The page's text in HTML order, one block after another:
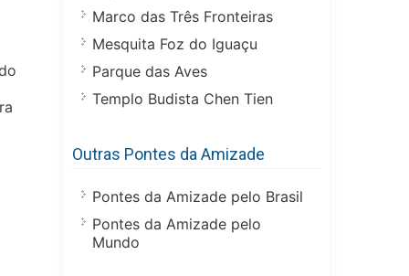
Marco das Três Fronteiras
Mesquita Foz do Iguaçu
Parque das Aves
Templo Budista Chen Tien
Outras Pontes da Amizade
Pontes da Amizade pelo Brasil
Pontes da Amizade pelo
Mundo